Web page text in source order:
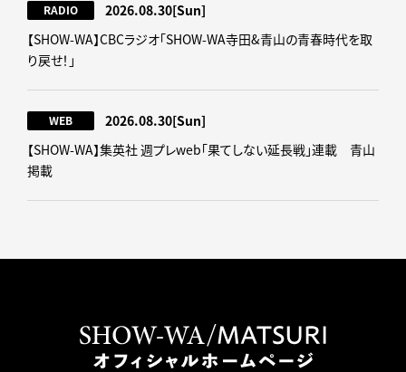
RADIO 2026.08.30[Sun]
【SHOW-WA】CBCラジオ｢SHOW-WA寺田&青山の青春時代を取
り戻せ！｣
WEB 2026.08.30[Sun]
【SHOW-WA】集英社 週プレweb｢果てしない延長戦｣連載 青山
掲載